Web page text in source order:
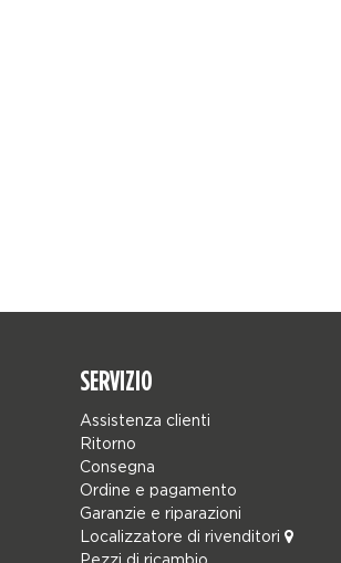
SERVIZIO
Assistenza clienti
Ritorno
Consegna
Ordine e pagamento
Garanzie e riparazioni
Localizzatore di rivenditori
Pezzi di ricambio